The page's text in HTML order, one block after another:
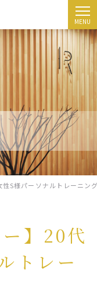
性S様パーソナルトレーニン
ー】20代
トレー